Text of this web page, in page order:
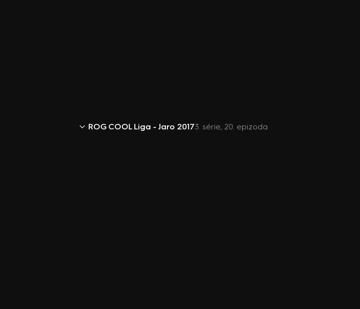
ROG COOL Liga - Jaro 20173. série, 20. epizoda